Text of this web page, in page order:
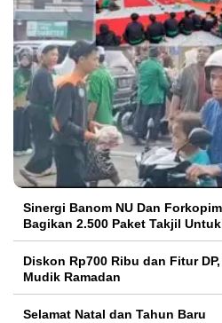
Sinergi Banom NU Dan
Bagikan 2.500 Paket Takjil
Diskon Rp700 Ribu dan Fitur
Mudik Ramadan
Selamat Natal dan Tahun Baru